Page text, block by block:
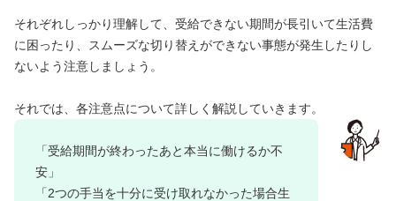
それぞれしっかり理解して、受給できない期間が長引いて生活費
に困ったり、スムーズな切り替えができない事態が発生したりし
ないよう注意しましょう。
それでは、各注意点について詳しく解説していきます。
「受給期間が終わったあと本当に働けるか不
安」
「2つの手当を十分に受け取れなかった場合生